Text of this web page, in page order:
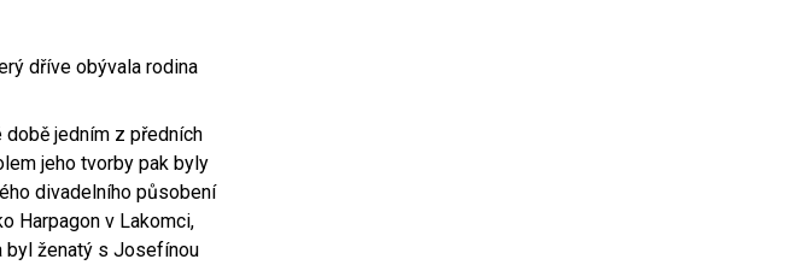
dříve obývala rodina
jedním z předních
jeho tvorby pak byly
divadelního působení
Harpagon v Lakomci,
byl ženatý s Josefínou